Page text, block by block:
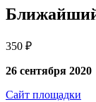
350 ₽
26 сентября 2020
Сайт площадки